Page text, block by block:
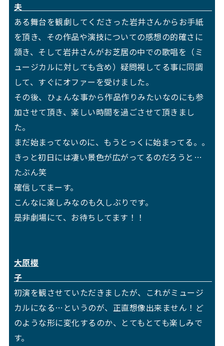
夫
ある舞台を観劇してくださった岩井さんからお手紙
を頂き、その作品や演技についての感想の的確さに
頷き、そして岩井さんがお芝居の中での歌唱を（ミ
ュージカルに対しても含め）疑問視してる事に同調
して、すぐにオファーを受けました。
その後、ひょんな事から作品作りみたいなのにも参
加させて頂き、楽しい時間を過ごさせて頂きまし
た。
まだ始まってないのに、もうとっくに始まってる。。
きっと初日には凄い景色が広がってるのだろうと…
たぶん笑
確信してまーす。
こんなに楽しみなのも久しぶりです。
是非劇場にて、お待ちしてます！！
大原櫻
子
初演を観させていただきましたが、これがミュージ
カルになる…というのが、正直想像出来ません！ど
のような形に変化するのか、とてもとても楽しみで
す。